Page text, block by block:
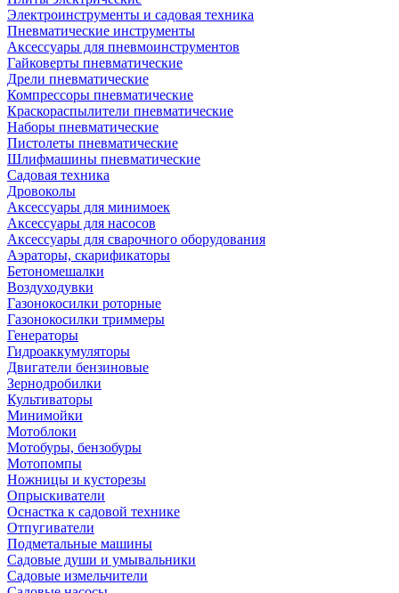
Электроинструменты и садовая техника
Пневматические инструменты
Аксессуары для пневмоинструментов
Гайковерты пневматические
Дрели пневматические
Компрессоры пневматические
Краскораспылители пневматические
Наборы пневматические
Пистолеты пневматические
Шлифмашины пневматические
Садовая техника
Дровоколы
Аксессуары для минимоек
Аксессуары для насосов
Аксессуары для сварочного оборудования
Аэраторы, скарификаторы
Бетономешалки
Воздуходувки
Газонокосилки роторные
Газонокосилки триммеры
Генераторы
Гидроаккумуляторы
Двигатели бензиновые
Зернодробилки
Культиваторы
Минимойки
Мотоблоки
Мотобуры, бензобуры
Мотопомпы
Ножницы и кусторезы
Опрыскиватели
Оснастка к садовой технике
Отпугиватели
Подметальные машины
Садовые души и умывальники
Садовые измельчители